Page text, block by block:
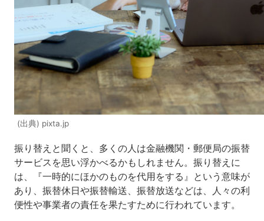
(出典) pixta.jp
振り替えと聞くと、多くの人は金融機関・郵便局の振替
サービスを思い浮かべるかもしれません。振り替えに
は、『一時的にほかのものを代用をする』という意味が
あり、振替休日や振替輸送、振替放送などは、人々の利
便性や事業者の責任を果たすために行われています。